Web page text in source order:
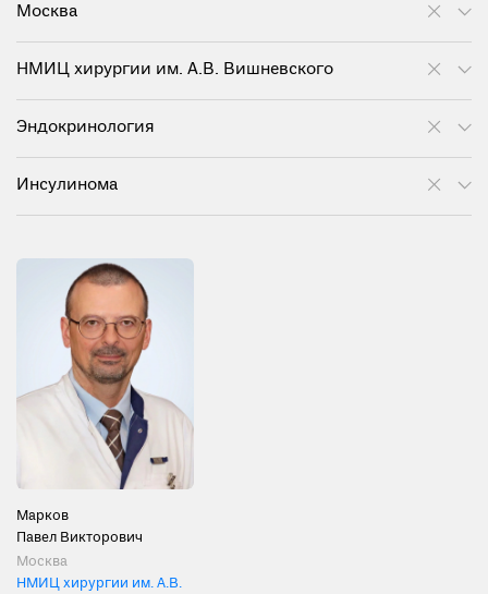
Москва
НМИЦ хирургии им. А.В. Вишневского
Эндокринология
Инсулинома
Марков
Павел Викторович
Москва
НМИЦ хирургии им. А.В.